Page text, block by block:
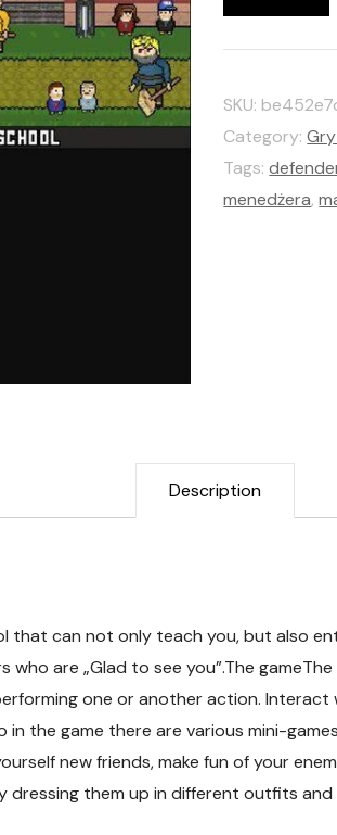
SKU:
Category:
Tags:
menedżera,
Description
that can not only teach you, but also
are „Glad to see you”.The
one or another action.
in the game there are various mini-
new friends, make fun of your
dressing them up in different outfits